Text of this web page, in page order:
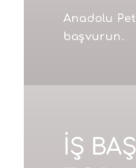
Anadolu
başvurun.
İŞ